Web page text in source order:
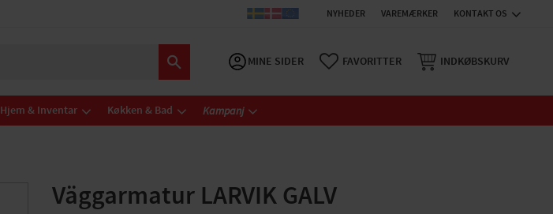
NYHEDER VAREMÆRKER KONTAKT OS
MINE SIDER FAVORITTER INDKØBSKURV
Hjem & Inventar Køkken & Bad Kampanj
Väggarmatur LARVIK GALV